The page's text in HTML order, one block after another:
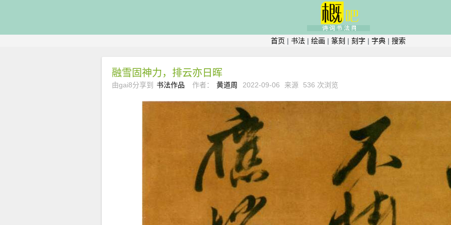
首页 | 书法 | 绘画 | 篆刻 | 刻字 | 字典 | 搜索
融雪固神力，排云亦日晖
由gai8分享到 书法作品 作者： 黄道周 2022-09-06 来源 536 次浏览